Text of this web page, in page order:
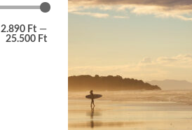
2.890 Ft —
25.500 Ft